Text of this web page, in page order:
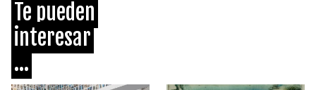
Te pueden
interesar
...